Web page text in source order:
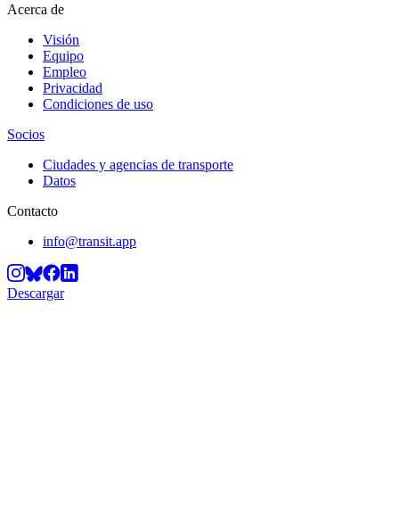
Acerca de
Visión
Equipo
Empleo
Privacidad
Condiciones de uso
Socios
Ciudades y agencias de transporte
Datos
Contacto
info@transit.app
Descargar